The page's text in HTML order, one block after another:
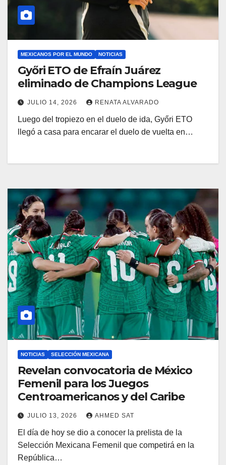
MEXICANOS POR EL MUNDO NOTICIAS
Győri ETO de Efraín Juárez
eliminado de Champions League
JULIO 14, 2026 RENATA ALVARADO
Luego del tropiezo en el duelo de ida, Győri ETO
llegó a casa para encarar el duelo de vuelta en…
NOTICIAS SELECCIÓN MEXICANA
Revelan convocatoria de México
Femenil para los Juegos
Centroamericanos y del Caribe
JULIO 13, 2026 AHMED SAT
El día de hoy se dio a conocer la prelista de la
Selección Mexicana Femenil que competirá en la
República…